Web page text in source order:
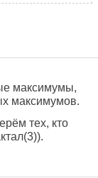
максимумы,
максимумов.
тех, кто